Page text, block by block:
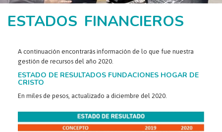
ESTADOS FINANCIEROS
A continuación encontrarás información de lo que fue nuestra
gestión de recursos del año 2020.
ESTADO DE RESULTADOS FUNDACIONES HOGAR DE
CRISTO
En miles de pesos, actualizado a diciembre del 2020.